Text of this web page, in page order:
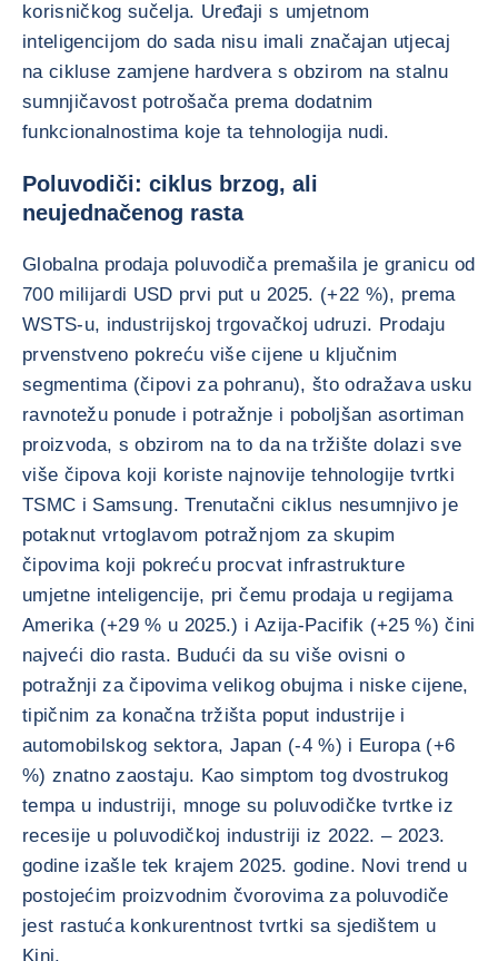
korisničkog sučelja. Uređaji s umjetnom
inteligencijom do sada nisu imali značajan utjecaj
na cikluse zamjene hardvera s obzirom na stalnu
sumnjičavost potrošača prema dodatnim
funkcionalnostima koje ta tehnologija nudi.
Poluvodiči: ciklus brzog, ali
neujednačenog rasta
Globalna prodaja poluvodiča premašila je granicu od
700 milijardi USD prvi put u 2025. (+22 %), prema
WSTS-u, industrijskoj trgovačkoj udruzi. Prodaju
prvenstveno pokreću više cijene u ključnim
segmentima (čipovi za pohranu), što odražava usku
ravnotežu ponude i potražnje i poboljšan asortiman
proizvoda, s obzirom na to da na tržište dolazi sve
više čipova koji koriste najnovije tehnologije tvrtki
TSMC i Samsung. Trenutačni ciklus nesumnjivo je
potaknut vrtoglavom potražnjom za skupim
čipovima koji pokreću procvat infrastrukture
umjetne inteligencije, pri čemu prodaja u regijama
Amerika (+29 % u 2025.) i Azija-Pacifik (+25 %) čini
najveći dio rasta. Budući da su više ovisni o
potražnji za čipovima velikog obujma i niske cijene,
tipičnim za konačna tržišta poput industrije i
automobilskog sektora, Japan (-4 %) i Europa (+6
%) znatno zaostaju. Kao simptom tog dvostrukog
tempa u industriji, mnoge su poluvodičke tvrtke iz
recesije u poluvodičkoj industriji iz 2022. – 2023.
godine izašle tek krajem 2025. godine. Novi trend u
postojećim proizvodnim čvorovima za poluvodiče
jest rastuća konkurentnost tvrtki sa sjedištem u
Kini.